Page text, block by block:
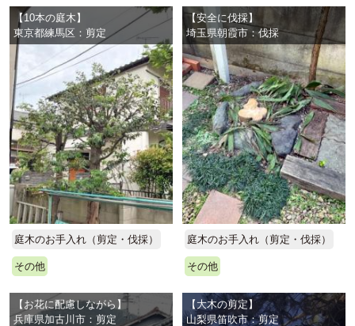
【10本の庭木】
東京都練馬区：剪定
庭木のお手入れ（剪定・伐採）
その他
【安全に伐採】
埼玉県朝霞市：伐採
庭木のお手入れ（剪定・伐採）
その他
【お花に配慮しながら】
兵庫県加古川市：剪定
【大木の剪定】
山梨県笛吹市：剪定